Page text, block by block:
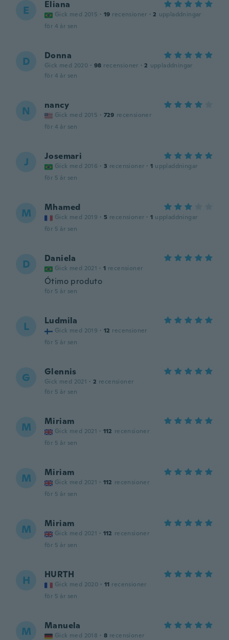
E Eliana
Gick med 2015 · 19 recensioner · 2 uppladdningar
för 4 år sen
D Donna
Gick med 2020 · 98 recensioner · 2 uppladdningar
för 4 år sen
N nancy
Gick med 2015 · 729 recensioner
för 4 år sen
J Josemari
Gick med 2016 · 3 recensioner · 1 uppladdningar
för 5 år sen
M Mhamed
Gick med 2019 · 5 recensioner · 1 uppladdningar
för 5 år sen
D Daniela
Gick med 2021 · 1 recensioner
Ótimo produto
för 5 år sen
L Ludmila
Gick med 2019 · 12 recensioner
för 5 år sen
G Glennis
Gick med 2021 · 2 recensioner
för 5 år sen
M Miriam
Gick med 2021 · 112 recensioner
för 5 år sen
M Miriam
Gick med 2021 · 112 recensioner
för 5 år sen
M Miriam
Gick med 2021 · 112 recensioner
för 5 år sen
H HURTH
Gick med 2020 · 11 recensioner
för 5 år sen
M Manuela
Gick med 2018 · 8 recensioner